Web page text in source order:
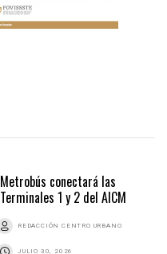
Metrobús conectará las
Terminales 1 y 2 del AICM
REDACCIÓN CENTRO URBANO
JULIO 30, 2026